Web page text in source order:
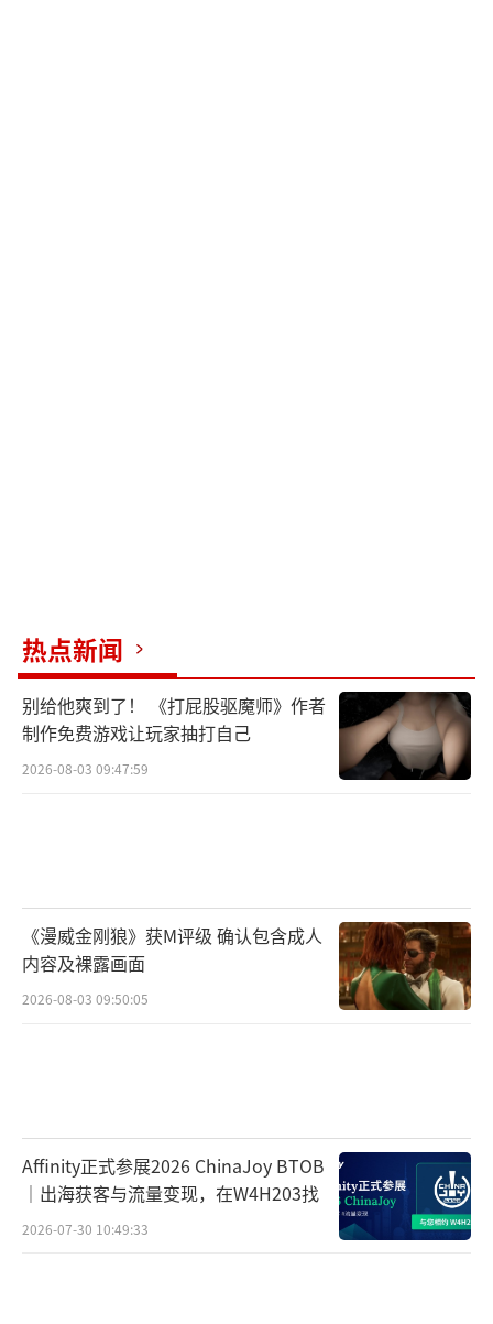
热点新闻
别给他爽到了！ 《打屁股驱魔师》作者
制作免费游戏让玩家抽打自己
2026-08-03 09:47:59
《漫威金刚狼》获M评级 确认包含成人
内容及裸露画面
2026-08-03 09:50:05
Affinity正式参展2026 ChinaJoy BTOB
｜出海获客与流量变现，在W4H203找
2026-07-30 10:49:33